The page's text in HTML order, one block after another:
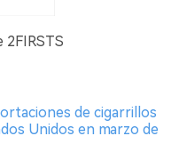
2FIRSTS
de cigarrillos
Unidos en marzo de